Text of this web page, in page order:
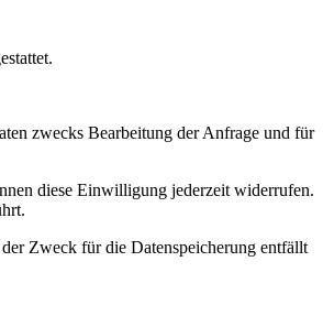
zwecks Bearbeitung der Anfrage und für
diese Einwilligung jederzeit widerrufen.
Zweck für die Datenspeicherung entfällt